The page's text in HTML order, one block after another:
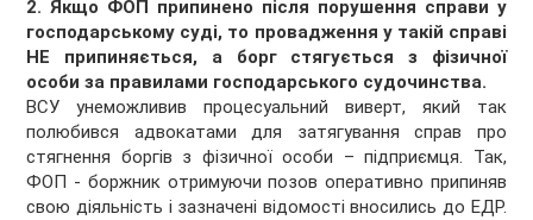
2. Якщо ФОП припинено після порушення справи у
господарському суді, то провадження у такій справі
НЕ припиняється, а борг стягується з фізичної
особи за правилами господарського судочинства.
ВСУ унеможливив процесуальний виверт, який так
полюбився адвокатами для затягування справ про
стягнення боргів з фізичної особи – підприємця. Так,
ФОП - боржник отримуючи позов оперативно припиняв
свою діяльність і зазначені відомості вносились до ЕДР.